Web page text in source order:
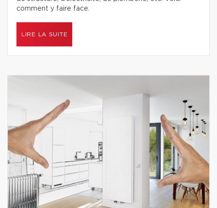
comment y faire face.
LIRE LA SUITE